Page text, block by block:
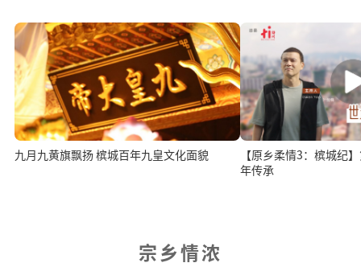
九月九黄旗飘扬 槟城百年九皇文化面貌
【原乡柔情3：槟城纪
年传承
宗乡情浓